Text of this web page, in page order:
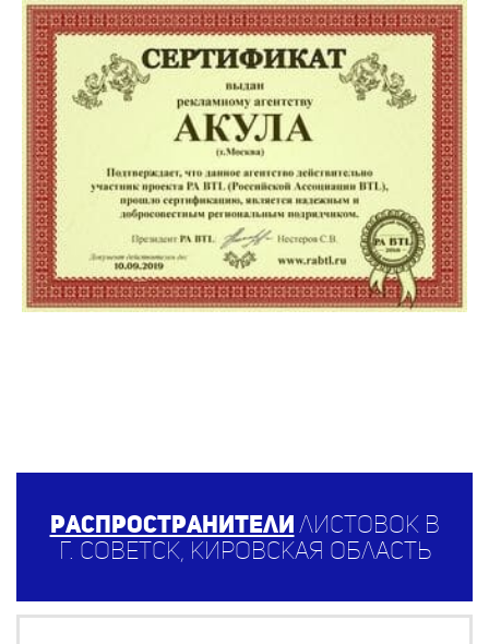
Распространители листовок в
г. Советск, Кировская область